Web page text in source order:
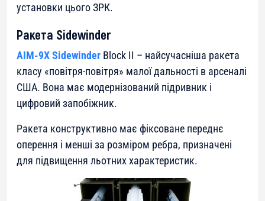
установки цього ЗРК.
Ракета Sidewinder
AIM-9X Sidewinder Block II – найсучасніша ракета
класу «повітря-повітря» малої дальності в арсеналі
США. Вона має модернізований підривник і
цифровий запобіжник.
Ракета конструктивно має фіксоване переднє
оперення і менші за розміром ребра, призначені
для підвищення льотних характеристик.